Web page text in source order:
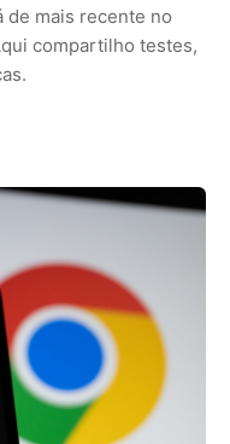
de mais recente no
compartilho testes,